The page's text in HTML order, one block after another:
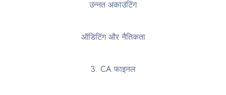
उन्नत अकाउंटिंग
ऑडिटिंग और नैतिकता
3. CA फाइनल